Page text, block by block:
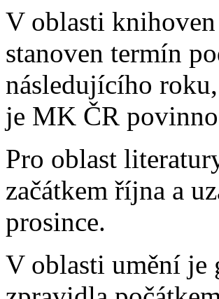
V oblasti
stanoven termín
následujícího
je MK ČR
Pro oblast
začátkem října a
prosince.
V oblasti umění je